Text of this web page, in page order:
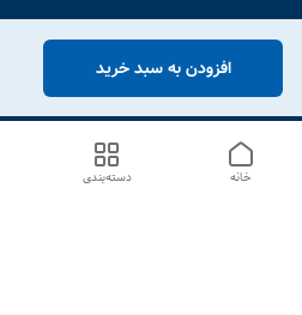
افزودن به سبد خرید
دسته‌بندی خانه